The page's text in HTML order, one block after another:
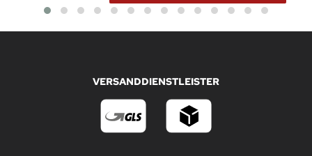
VERSANDDIENSTLEISTER